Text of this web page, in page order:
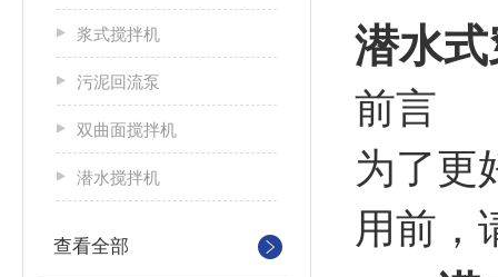
浆式搅拌机
污泥回流泵
双曲面搅拌机
潜水搅拌机
查看全部
潜水
前言
为了更
用前，